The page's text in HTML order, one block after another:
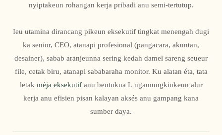
nyiptakeun rohangan kerja pribadi anu semi-tertutup.
Ieu utamina dirancang pikeun eksekutif tingkat menengah dugi
ka senior, CEO, atanapi profesional (pangacara, akuntan,
desainer), sabab aranjeunna sering kedah damel sareng seueur
file, cetak biru, atanapi sababaraha monitor. Ku alatan éta, tata
letak méja eksekutifanu bentukna L ngamungkinkeun alur
kerja anu efisien pisan kalayan aksés anu gampang kana
sumber daya.